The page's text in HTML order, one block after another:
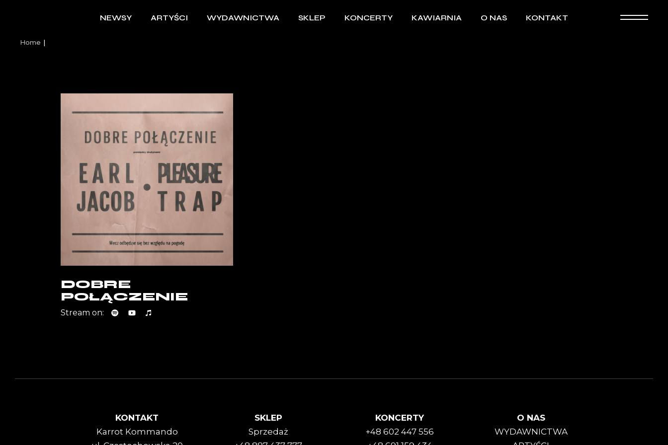
NEWSY ARTYŚCI WYDAWNICTWA SKLEP KONCERTY KAWIARNIA O NAS KONTAKT
Home
DOBRE
POŁĄCZENIE
Stream on:
KONTAKT
Karrot Kommando
SKLEP
Sprzedaż
KONCERTY
+48 602 447 556
O NAS
WYDAWNICTWA